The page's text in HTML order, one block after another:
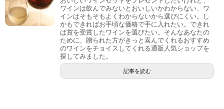
ワインは飲んでみないとおいしいかわからない、ワ
インはそもそもよくわからないから選びにくい。し
かもできればお手頃な価格で手に入れたい。できれ
ば賞を受賞したワインを選びたい。そんなあなたの
ために、贈られた方がきっと喜んでくれるおすすめ
のワインをチョイスしてくれる通販人気ショップを
探してみました。
記事を読む